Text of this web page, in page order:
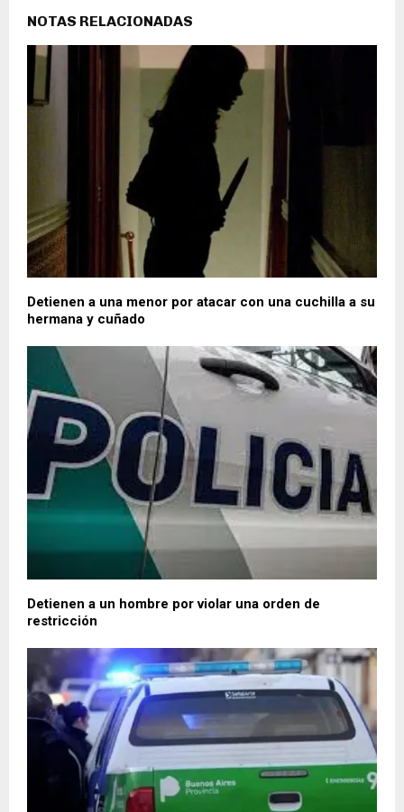
NOTAS RELACIONADAS
Detienen a una menor por atacar con una cuchilla a su
hermana y cuñado
Detienen a un hombre por violar una orden de
restricción